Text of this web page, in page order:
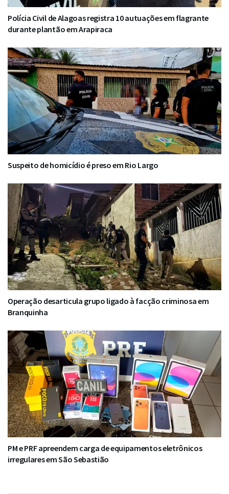
Polícia Civil de Alagoas registra 10 autuações em flagrante
durante plantão em Arapiraca
Suspeito de homicídio é preso em Rio Largo
Operação desarticula grupo ligado à facção criminosa em
Branquinha
PM e PRF apreendem carga de equipamentos eletrônicos
irregulares em São Sebastião